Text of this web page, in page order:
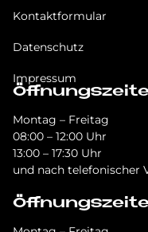
Kontaktformular
Datenschutz
Impressum
Montag – Freitag
08:00 – 12:00 Uhr
13:00 – 17:30 Uhr
und nach telefonischer